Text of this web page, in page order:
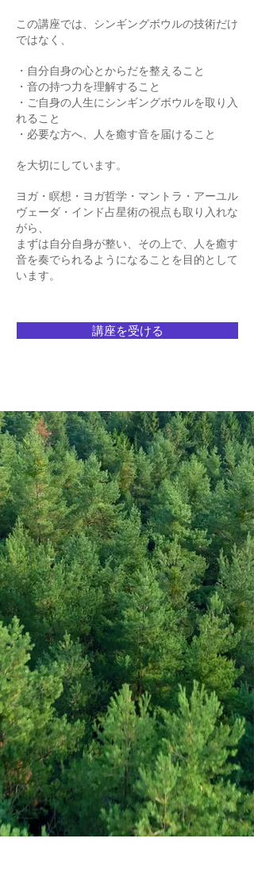
この講座では、 シンギングボウルの技術だけ
ではなく、
・自分自身の心とからだを整えること
・音の持つ力を理解すること
・ご自身の人生にシンギングボウルを取り入
れること
・必要な方へ、人を癒す音を届けること
を大切にしています。
ヨガ・瞑想・ヨガ哲学・マントラ・アーユル
ヴェーダ・インド占星術の視点も取り入れな
がら、
まずは自分自身が整い、 その上で、人を癒す
音を奏でられるようになることを目的として
います。
講座を受ける